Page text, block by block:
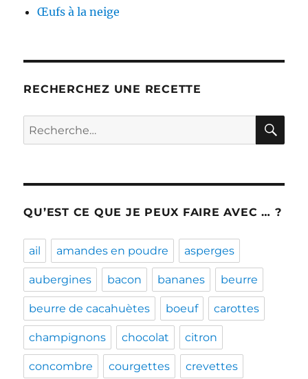
Œufs à la neige
RECHERCHEZ UNE RECETTE
Recherche
pour :
QU’EST CE QUE JE PEUX FAIRE AVEC … ?
ail amandes en poudre asperges
aubergines bacon bananes beurre
beurre de cacahuètes boeuf carottes
champignons chocolat citron
concombre courgettes crevettes